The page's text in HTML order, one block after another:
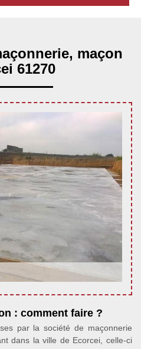
maçon
61270
: comment faire ?
par la société de maçonnerie
dans la ville de Ecorcei, celle-ci